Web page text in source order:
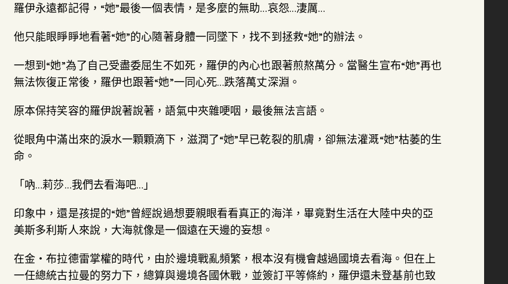
羅伊永遠都記得，“她”最後一個表情，是多麼的無助…哀怨…淒厲…
他只能眼睜睜地看著“她”的心隨著身體一同墜下，找不到拯救“她”的辦法。
一想到“她”為了自己受盡委屈生不如死，羅伊的內心也跟著煎熬萬分。當醫生宣布“她”再也
無法恢復正常後，羅伊也跟著“她”一同心死…跌落萬丈深淵。
原本保持笑容的羅伊說著說著，語氣中夾雜哽咽，最後無法言語。
從眼角中滿出來的淚水一顆顆滴下，滋潤了“她”早已乾裂的肌膚，卻無法灌溉“她”枯萎的生
命。
「吶…莉莎…我們去看海吧…」
印象中，還是孩提的“她”曾經說過想要親眼看看真正的海洋，畢竟對生活在大陸中央的亞
美斯多利斯人來說，大海就像是一個遠在天邊的妄想。
在金‧布拉德雷掌權的時代，由於邊境戰亂頻繁，根本沒有機會越過國境去看海。但在上
一任總統古拉曼的努力下，總算與邊境各國休戰，並簽訂平等條約，羅伊還未登基前也致